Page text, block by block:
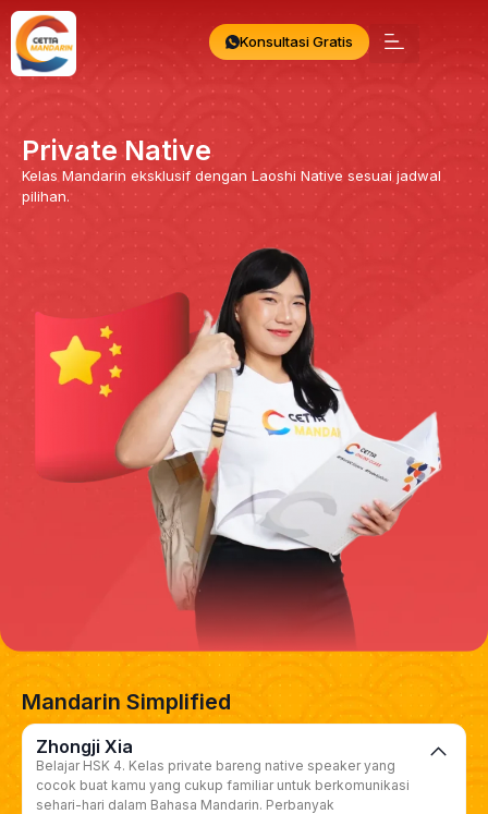
Konsultasi Gratis
Private Native
Kelas Mandarin eksklusif dengan Laoshi Native sesuai jadwal
pilihan.
Mandarin Simplified
Zhongji Xia
Belajar HSK 4. Kelas private bareng native speaker yang
cocok buat kamu yang cukup familiar untuk berkomunikasi
sehari-hari dalam Bahasa Mandarin. Perbanyak